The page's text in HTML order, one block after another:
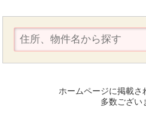
ホームページに掲載さ
多数ござい